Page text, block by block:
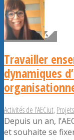
Travailler
dynamiques
Activités de l’AECiut,
Depuis un an,
et souhaite se